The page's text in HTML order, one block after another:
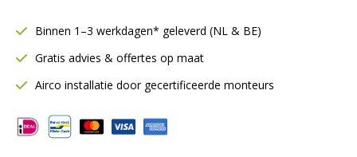
mm
Inclusief
LED
aantal
Binnen 1–3 werkdagen* geleverd (NL & BE)
Gratis advies & offertes op maat
Airco installatie door gecertificeerde monteurs